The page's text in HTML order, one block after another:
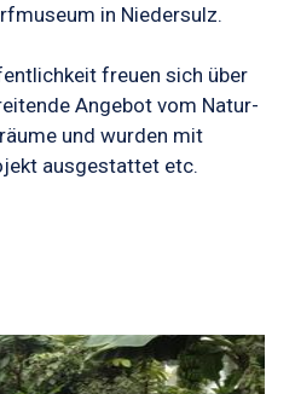
in Niedersulz.
freuen sich über
Angebot vom Natur-
und wurden mit
ausgestattet etc.